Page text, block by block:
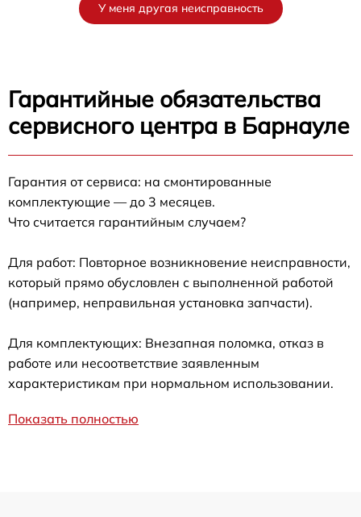
У меня другая неисправность
Гарантийные обязательства
сервисного центра в Барнауле
Гарантия от сервиса: на смонтированные
комплектующие — до 3 месяцев.
Что считается гарантийным случаем?
Для работ: Повторное возникновение неисправности,
который прямо обусловлен с выполненной работой
(например, неправильная установка запчасти).
Для комплектующих: Внезапная поломка, отказ в
работе или несоответствие заявленным
характеристикам при нормальном использовании.
Показать полностью